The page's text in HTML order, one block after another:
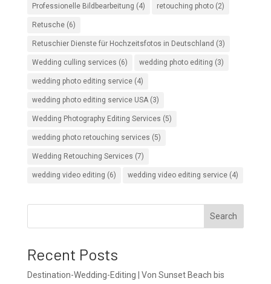
Professionelle Bildbearbeitung (4) retouching photo(2)
Retusche(6)
Retuschier Dienste für Hochzeitsfotos in Deutschland (3)
Wedding culling services (6) wedding photo editing (3)
wedding photo editing service(4)
wedding photo editing service USA(3)
Wedding Photography Editing Services (5)
wedding photo retouching services (5)
Wedding Retouching Services (7)
wedding video editing (6) wedding video editing service(4)
Search
Recent Posts
Destination-Wedding-Editing | Von Sunset Beach bis